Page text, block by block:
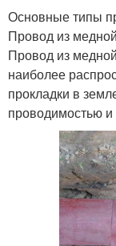
Основные типы
Провод из
Провод из
наиболее
прокладки в
проводимостью